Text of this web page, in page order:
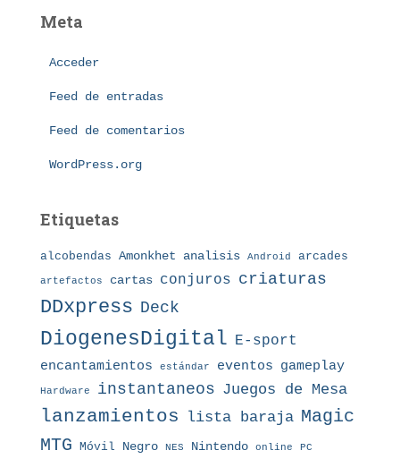
g
Meta
Acceder
Feed de entradas
Feed de comentarios
WordPress.org
Etiquetas
alcobendas Amonkhet analisis Android arcades
artefactos cartas conjuros criaturas
DDxpress Deck
DiogenesDigital E-sport
encantamientos estándar eventos gameplay
Hardware instantaneos Juegos de Mesa
lanzamientos lista baraja Magic
MTG Móvil Negro NES Nintendo online PC